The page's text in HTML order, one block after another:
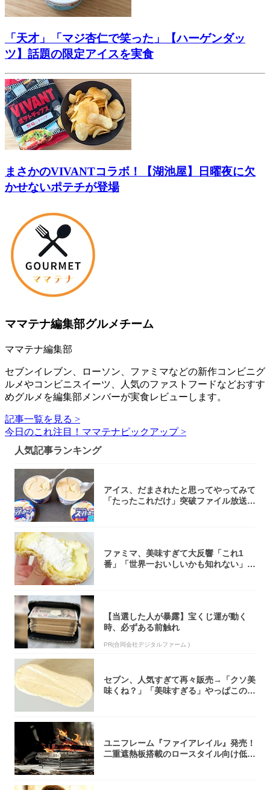
「天才」「マジ杏仁で笑った」【ハーゲンダッ
ツ】話題の限定アイスを実食
まさかのVIVANTコラボ！【湖池屋】日曜夜に欠
かせないポテチが登場
ママテナ編集部グルメチーム
ママテナ編集部
セブンイレブン、ローソン、ファミマなどの新作コンビニグ
ルメやコンビニスイーツ、人気のファストフードなどおすす
めグルメを編集部メンバーが実食レビューします。
記事一覧を見る >
今日のこれ注目！ママテナピックアップ >
人気記事ランキング
アイス、だまされたと思ってやってみて
「たったこれだけ」突破ファイル放送で
ファミマ、美味すぎて大反響「これ1
番」「世界一おいしいかも知れない」
【当選した人が暴露】宝くじ運が動く
時、必ずある前触れ
PR(合同会社デジタルファーム )
セブン、人気すぎて再々販売→「クソ美
味くね？」「美味すぎる」やっぱこのク
ユニフレーム『ファイアレイル』発売！
二重遮熱板搭載のロースタイル向け低型